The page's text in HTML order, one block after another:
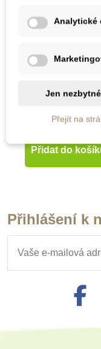
NoulyToys
1 813 Kč2 590
Přidat do
Přihlášení k
Analytické
Jen nezbytné
Přejít na